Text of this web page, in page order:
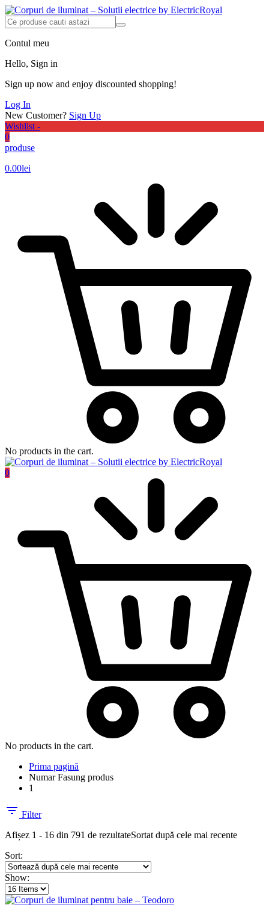
Contul meu
Hello, Sign in
Sign up now and enjoy discounted shopping!
Log In
New Customer? Sign Up
Wishlist -
0
produse
0.00lei
No products in the cart.
0
No products in the cart.
Prima pagină
Numar Fasung produs
1
Filter
Afișez 1 - 16 din 791 de rezultateSortat după cele mai recente
Sort:
Show: